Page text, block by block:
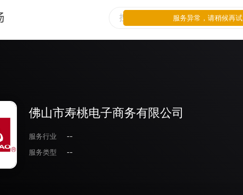
佛山市寿桃电子商务有限公司
服务行业
--
服务类型
--
服务异常，请稍候再试